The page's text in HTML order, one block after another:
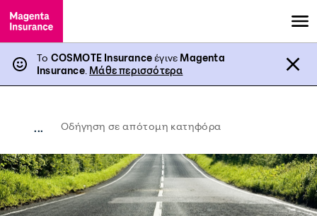
Το COSMOTE InsuranceέγινεMagenta
Insurance. Μάθε περισσότερα
... Οδήγηση σε απότομη κατηφόρα